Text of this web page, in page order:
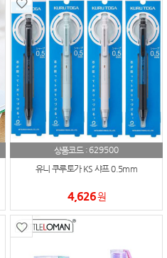
상품코드 : 629500
유니 쿠루토가 KS 샤프 0.5mm
4,626원